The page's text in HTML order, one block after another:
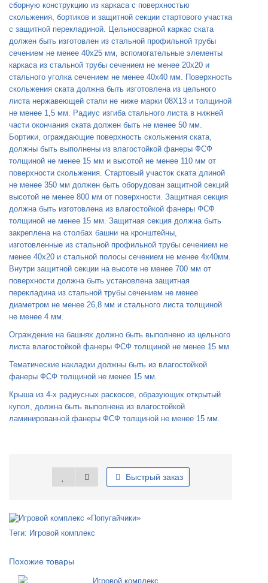
сборную конструкцию из каркаса с поверхностью
скольжения, бортиков и защитной секции стартового участка
с защитной перекладиной. Цельносварной каркас ската
должен быть изготовлен из стальной профильной трубы
сечением не менее 40x25 мм, вспомогательные элементы
каркаса из стальной трубы сечением не менее 20x20 и
стального уголка сечением не менее 40x40 мм. Поверхность
скольжения ската должна быть изготовлена из цельного
листа нержавеющей стали не ниже марки 08X13 и толщиной
не менее 1,5 мм. Радиус изгиба стального листа в нижней
части окончания ската должен быть не менее 50 мм.
Бортики, ограждающие поверхность скольжения ската,
должны быть выполнены из влагостойкой фанеры ФСФ
толщиной не менее 15 мм и высотой не менее 110 мм от
поверхности скольжения. Стартовый участок ската длиной
не менее 350 мм должен быть оборудован защитной секций
высотой не менее 800 мм от поверхности. Защитная секция
должна быть изготовлена из влагостойкой фанеры ФСФ
толщиной не менее 15 мм. Защитная секция должна быть
закреплена на столбах башни на кронштейны,
изготовленные из стальной профильной трубы сечением не
менее 40x20 и стальной полосы сечением не менее 4x40мм.
Внутри защитной секции на высоте не менее 700 мм от
поверхности должна быть установлена защитная
перекладина из стальной трубы сечением не менее
диаметром не менее 26,8 мм и стального листа толщиной
не менее 4 мм.
Ограждение на башнях должно быть выполнено из цельного
листа влагостойкой фанеры ФСФ толщиной не менее 15 мм.
Тематические накладки должны быть из влагостойкой
фанеры ФСФ толщиной не менее 15 мм.
Крыша из 4-х радиусных раскосов, образующих открытый
купол, должна быть выполнена из влагостойкой
ламинированной фанеры ФСФ толщиной не менее 15 мм.
Быстрый заказ
Теги: Игровой комплекс
Похожие товары